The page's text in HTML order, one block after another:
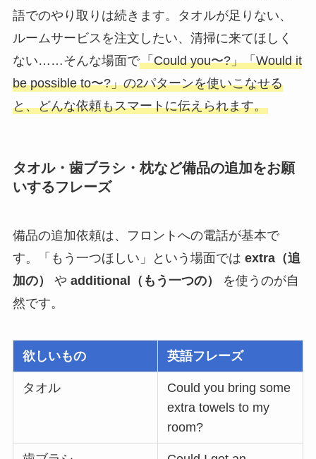
語でのやり取りは続きます。タオルが足りない、
ルームサービスを注文したい、清掃に来てほしく
ない……そんな場面で「Could you〜?」「Would it
be possible to〜?」の2パターンを使いこなせる
と、どんな依頼もスマートに伝えられます。
タオル・歯ブラシ・枕など備品の追加をお願
いするフレーズ
備品の追加依頼は、フロントへの電話が基本で
す。「もう一つほしい」という場面では extra（追
加の）
や additional（もう一つの）
を使うのが自
然です。
欲しいもの 英語フレーズ
タオル
Could you bring some
extra towels to my
room?